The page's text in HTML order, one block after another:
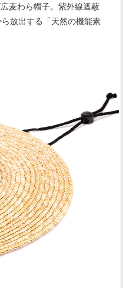
麦わら帽子。紫外線遮蔽
放出する「天然の機能素